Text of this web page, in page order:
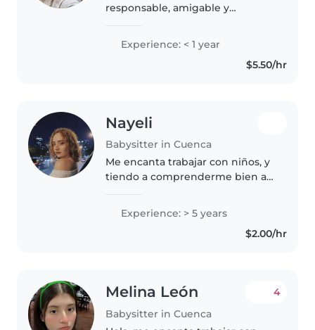
responsable, amigable y
nueva en el cuidado de niños,
tengo habilidades como dibujar,..
Experience: < 1 year
$5.50/hr
Nayeli
Babysitter in Cuenca
Me encanta trabajar con niños, y
tiendo a comprenderme bien a
hermanos de diversas edades a
los cuales me eh encargado de
atender en el proceso de su
Experience: > 5 years
$2.00/hr
Melina León
Babysitter in Cuenca
4